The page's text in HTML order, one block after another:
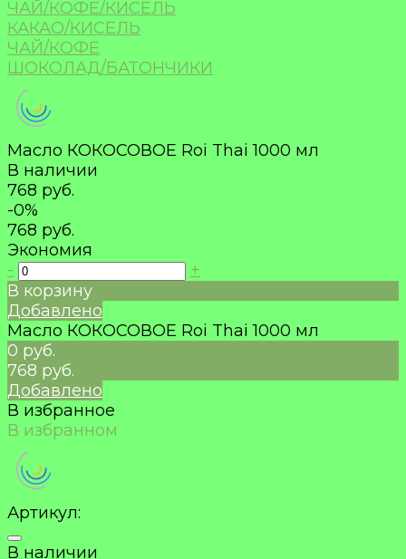
ЧАЙ/КОФЕ/КИСЕЛЬ
КАКАО/КИСЕЛЬ
ЧАЙ/КОФЕ
ШОКОЛАД/БАТОНЧИКИ
Масло КОКОСОВОЕ Roi Thai 1000 мл
В наличии
768 руб.
-0%
768 руб.
Экономия
-
+
В корзину
Добавлено
Масло КОКОСОВОЕ Roi Thai 1000 мл
0 руб.
768 руб.
Добавлено
В избранное
В избранном
Артикул:
В наличии